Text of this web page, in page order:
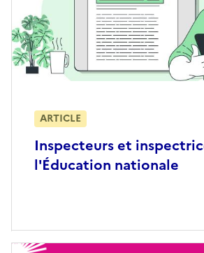
Inspecteurs et
l'Éducation nationale
ARTICLE